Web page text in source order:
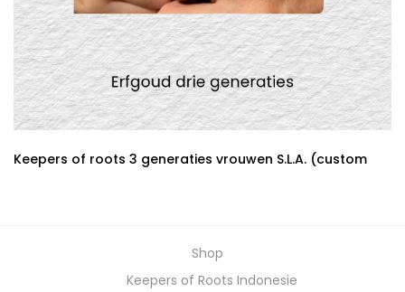
Keepers of roots 3 generaties vrouwen S.L.A. (custom
Shop
Keepers of Roots Indonesie